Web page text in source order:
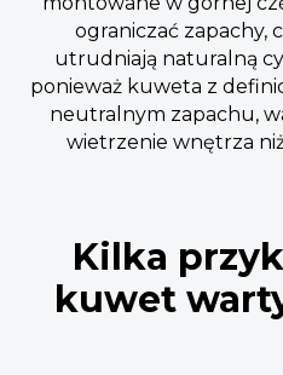
ograniczać zapachy,
utrudniają naturalną
ponieważ kuweta z
neutralnym zapachu,
wietrzenie wnętrza
Kilka
kuwet